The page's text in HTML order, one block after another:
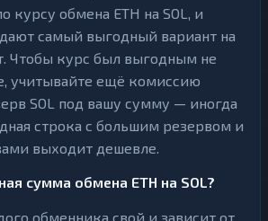
курсу обмена ETH на SOL, и
самый выгодный вариант на
Чтобы курс был выгодным не
учитывайте ещё комиссию
SOL под вашу сумму — иногда
строка с большим резервом и
выходит дешевле.
сумма обмена ETH на SOL?
обменника свой и зависит от